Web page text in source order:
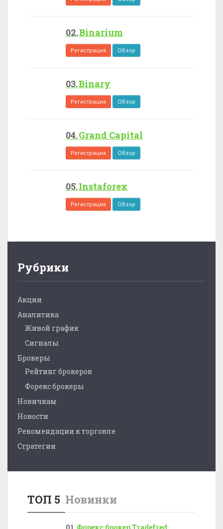
Binarium
Регистрация Обзор
Binary
Регистрация Обзор
Grand Capital
Регистрация Обзор
Instaforex
Регистрация Обзор
Рубрики
Акции
Аналитика
Живой график
Сигналы
Брокеры
Рейтинг брокеров
Форекс брокеры
Новичкам
Новости
Рекомендации к торговле
Стратегии
ТОП 5 Новинки